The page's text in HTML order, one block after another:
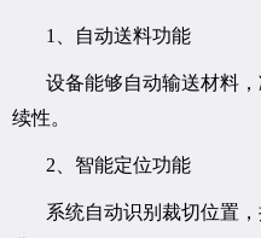
1、自动送料功能
设备能够自动输送材料
续性。
2、智能定位功能
系统自动识别裁切位置